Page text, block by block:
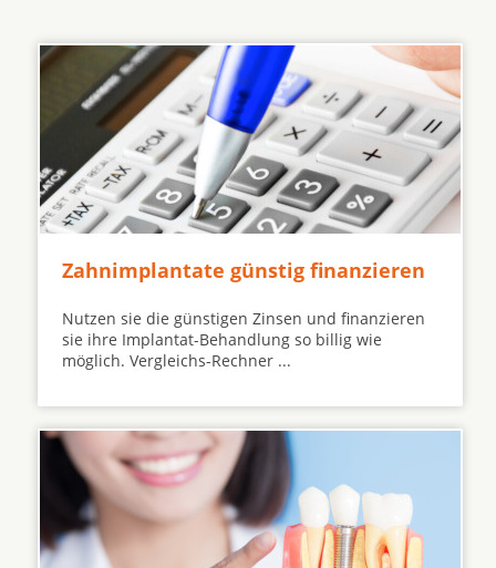
Zahnimplantate günstig finanzieren
Nutzen sie die günstigen Zinsen und finanzieren
sie ihre Implantat-Behandlung so billig wie
möglich. Vergleichs-Rechner ...